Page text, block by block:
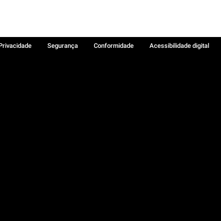
Segurança Conformidade
Acessibilidade digital